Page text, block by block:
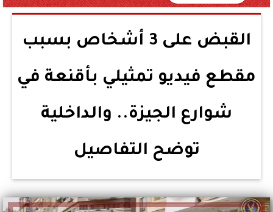
القبض على 3 أشخاص بسبب
مقطع فيديو تمثيلي بأقنعة في
شوارع الجيزة.. والداخلية
توضح التفاصيل